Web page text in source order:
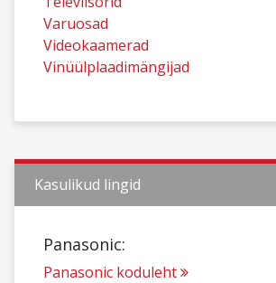
Varuosad
Videokaamerad
Vinüülplaadimängijad
Kasulikud lingid
Panasonic:
Panasonic koduleht